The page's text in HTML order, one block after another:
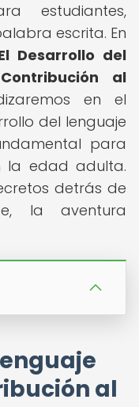
estudiantes,
escrita. En
Desarrollo del
al
en el
del lenguaje
para
la edad adulta.
detrás de
la aventura
al